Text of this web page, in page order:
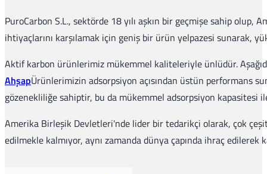
PuroCarbon S.L., sektörde 18 yılı aşkın bir geçmişe sahip
ihtiyaçlarını karşılamak için geniş bir ürün yelpazesi sunarak,
Aktif karbon ürünlerimiz mükemmel kaliteleriyle ünlüdür.
AhşapÜrünlerimizin adsorpsiyon açısından üstün performans
gözenekliliğe sahiptir, bu da mükemmel adsorpsiyon kapasitesi
Amerika Birleşik Devletleri'nde lider bir tedarikçi olarak, çok
edilmekle kalmıyor, aynı zamanda dünya çapında ihraç